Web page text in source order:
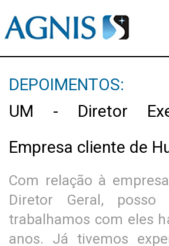
DEPOIMENTOS:
UM - Diretor
Empresa cliente de
Com relação à
Diretor Geral, posso
trabalhamos com eles
anos. Já tivemos